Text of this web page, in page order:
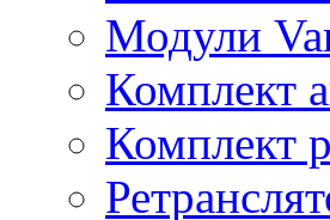
Модули
Комплект
Комплект